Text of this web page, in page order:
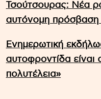
Τσούτσουρας: Νέα
αυτόνομη πρόσβαση
Ενημερωτική
αυτοφροντίδα είναι
πολυτέλεια»